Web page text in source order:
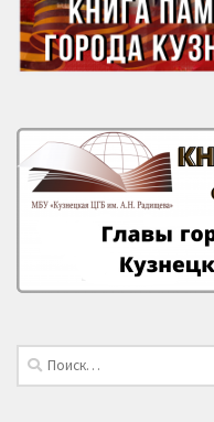
Найти: